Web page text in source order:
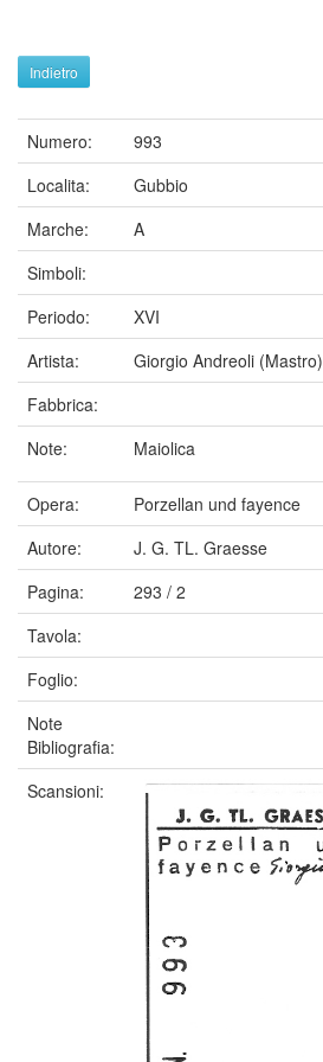
Indietro
Numero:
993
Localita:
Gubbio
Marche:
A
Simboli:
Periodo:
XVI
Artista:
Giorgio Andreoli (Mastro)
Fabbrica:
Note:
Maiolica
Opera:
Porzellan und fayence
Autore:
J. G. TL. Graesse
Pagina:
293 / 2
Tavola:
Foglio:
Note
Bibliografia:
Scansioni: